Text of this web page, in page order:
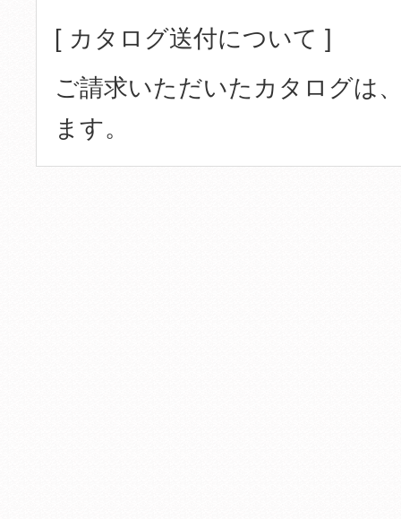
[ カタログ送付について ]
ご請求いただいたカタログは
ます。